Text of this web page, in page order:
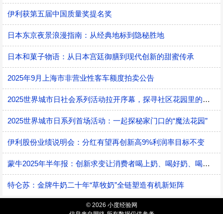
伊利获第五届中国质量奖提名奖
日本东京夜景浪漫指南：从经典地标到隐秘胜地
日本和菓子物语：从日本宫廷御膳到现代创新的甜蜜传承
2025年9月上海市非营业性客车额度拍卖公告
2025世界城市日社会系列活动拉开序幕，探寻社区花园里的智慧应用
2025世界城市日系列首场活动：一起探秘家门口的“魔法花园”
伊利股份业绩说明会：分红有望再创新高9%利润率目标不变
蒙牛2025年半年报：创新求变让消费者喝上奶、喝好奶、喝对奶
特仑苏：金牌牛奶二十年“草牧奶”全链塑造有机新矩阵
© 2026 小度经验网